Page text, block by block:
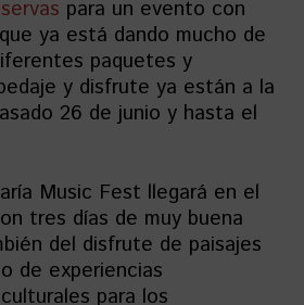
para un evento con
ya está dando mucho de
paquetes y
y disfrute ya están a la
26 de junio y hasta el
Music Fest llegará en el
tres días de muy buena
del disfrute de paisajes
de experiencias
para los